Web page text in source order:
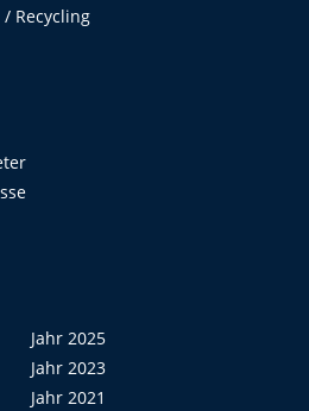
Recycling
Jahr 2025
Jahr 2023
Jahr 2021